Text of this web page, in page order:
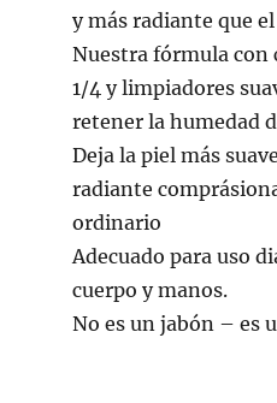
y más radiante que
Nuestra fórmula con
1/4 y limpiadores
retener la humedad
Deja la piel más
radiante
ordinario
Adecuado para uso
cuerpo y manos.
No es un jabón – es